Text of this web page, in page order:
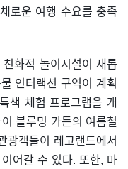
로운 여행 수요를 충족
화적 놀이시설이 새롭
인터랙션 구역이 계획
색 체험 프로그램을 개
블루밍 가든의 여름철
광객들이 레고랜드에서
어갈 수 있다. 또한, 마